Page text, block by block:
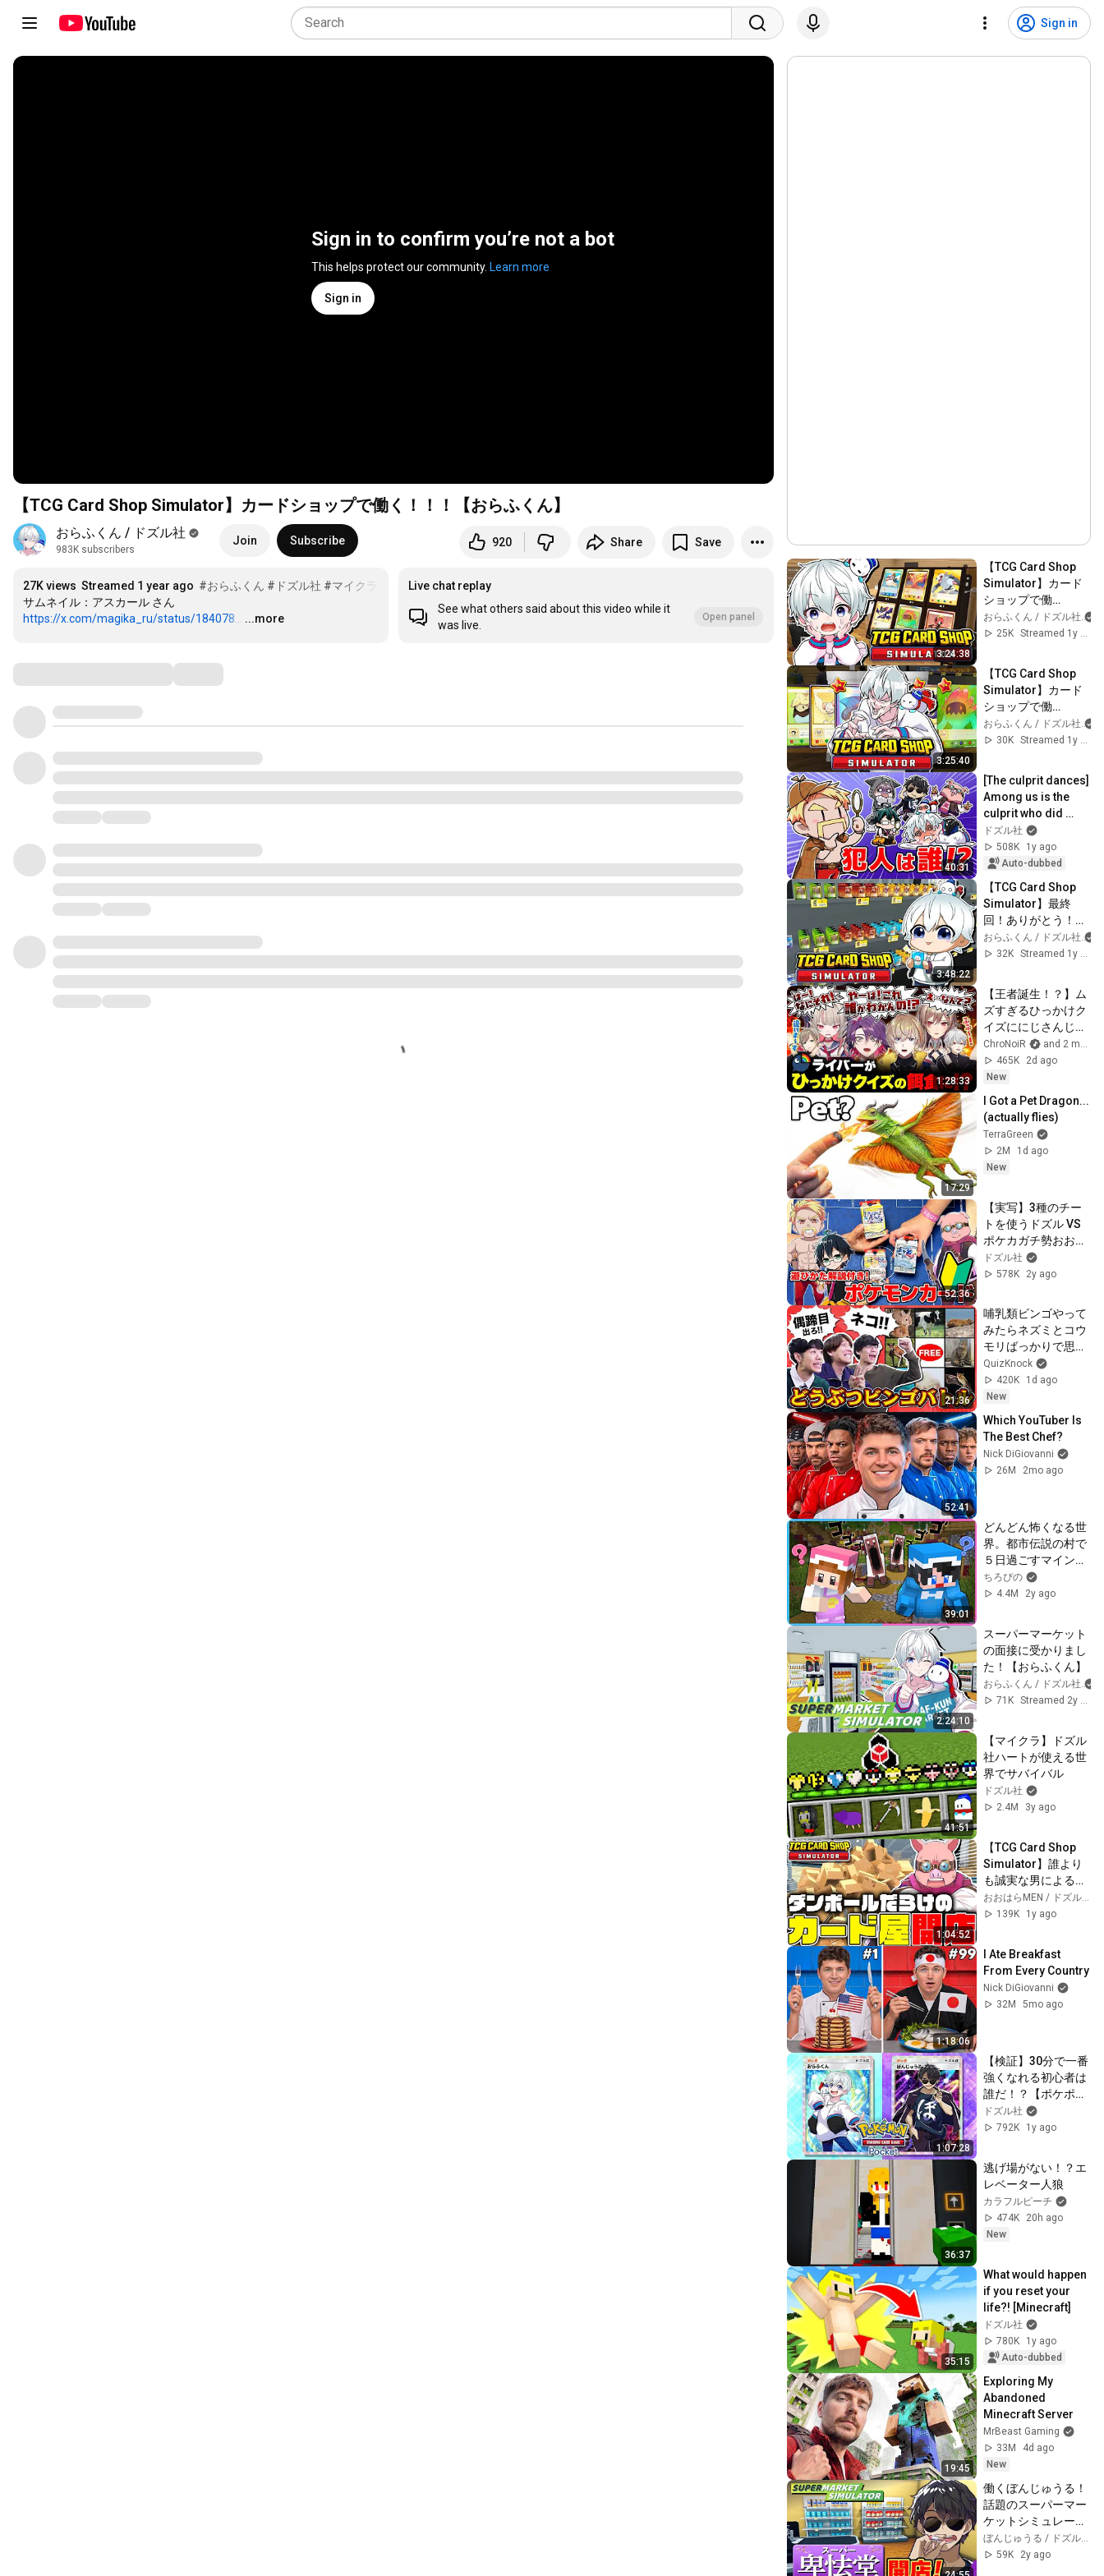
Sign in
Sign in to confirm you’re not a bot
This helps protect our community. Learn more
Sign in
【TCG Card Shop Simulator】カードショップで働く！！！【おらふくん】
おらふくん / ドズル社
983K subscribers
Join Subscribe 920 Share Save
27K views Streamed 1 year ago #おらふくん #ドズル社 #マイクラ
https://x.com/magika_ru/status/184078...
…
...more
Live chat replay
See what others said about this video while it
was live.
Open panel
3:24:38
【TCG Card Shop
Simulator】カード
ショップで働
く！！！【おらふく
ん】
おらふくん / ドズル社
25K
Streamed 1y ago
3:25:40
【TCG Card Shop
Simulator】カード
ショップで働
く！！！【おらふく
ん】
おらふくん / ドズル社
30K
Streamed 1y ago
40:31
[The culprit dances]
Among us is the
culprit who did
____.
ドズル社
508K
1y ago
Auto-dubbed
3:48:22
【TCG Card Shop
Simulator】最終
回！ありがとう！！
150万円のカード最
後に売るぞ！【おら
おらふくん / ドズル社
32K
1:28:33
【王者誕生！？】ム
ズすぎるひっかけク
イズににじさんじラ
イバーが挑戦！ #く
ろなん
ChroNoiR
and 2 more
465K
2d ago
New
17:29
I Got a Pet Dragon...
(actually flies)
TerraGreen
2M
1d ago
New
52:36
【実写】3種のチー
トを使うドズル VS
ポケカガチ勢おおは
らMEN【遊びかた解
説付き！】
ドズル社
578K
2y ago
21:36
哺乳類ビンゴやって
みたらネズミとコウ
モリばっかりで思っ
てたのと違う【猫ち
ゃんどこ？】
QuizKnock
420K
1d ago
New
52:41
Which YouTuber Is
The Best Chef?
Nick DiGiovanni
26M
2mo ago
39:01
どんどん怖くなる世
界。都市伝説の村で
５日過ごすマインク
ラフト😰【 マイクラ
/ Minecraft  】
ちろぴの
4.4M
2y ago
2:24:10
スーパーマーケット
の面接に受かりまし
た！【おらふくん】
おらふくん / ドズル社
71K
Streamed 2y ago
41:51
【マイクラ】ドズル
社ハートが使える世
界でサバイバル
ドズル社
2.4M
3y ago
1:04:52
【TCG Card Shop
Simulator】誰より
も誠実な男による美
しいカードショップ
運営　総集編
おおはらMEN / ドズル社
139K
1y ago
1:18:06
I Ate Breakfast
From Every Country
Nick DiGiovanni
32M
5mo ago
1:07:28
【検証】30分で一番
強くなれる初心者は
誰だ！？【ポケポ
ケ】
ドズル社
792K
1y ago
36:37
逃げ場がない！？エ
レベーター人狼
カラフルピーチ
474K
20h ago
New
35:15
What would happen
if you reset your
life?! [Minecraft]
ドズル社
780K
1y ago
Auto-dubbed
19:45
Exploring My
Abandoned
Minecraft Server
MrBeast Gaming
33M
4d ago
New
働くぼんじゅうる！
話題のスーパーマー
ケットシミュレータ
ーが面白すぎる
【Supermarket
59K
2y ago